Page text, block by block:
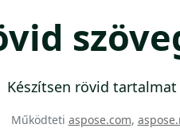
Készítsen rövid tartalmat
Működteti aspose.com,